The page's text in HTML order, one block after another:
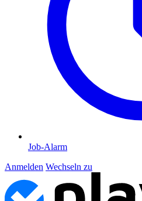
Job-Alarm
Anmelden Wechseln zu